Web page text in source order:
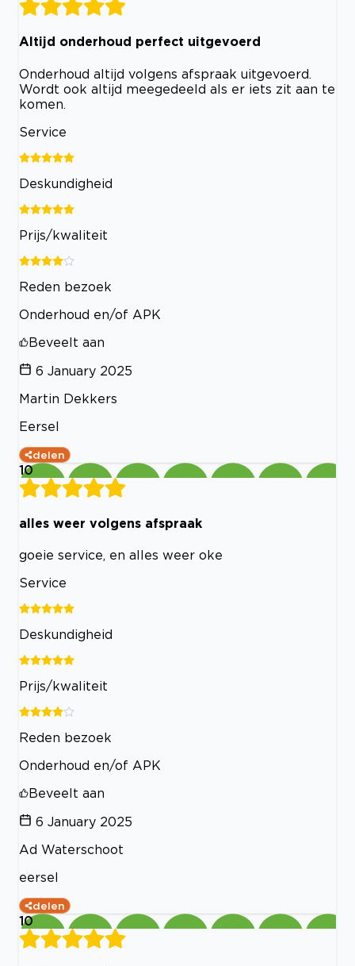
Altijd onderhoud perfect uitgevoerd
Onderhoud altijd volgens afspraak uitgevoerd.
Wordt ook altijd meegedeeld als er iets zit aan te
komen.
Service
Deskundigheid
Prijs/kwaliteit
Reden bezoek
Onderhoud en/of APK
Beveelt aan
6 January 2025
Martin Dekkers
Eersel
delen
10
alles weer volgens afspraak
goeie service, en alles weer oke
Service
Deskundigheid
Prijs/kwaliteit
Reden bezoek
Onderhoud en/of APK
Beveelt aan
6 January 2025
Ad Waterschoot
eersel
delen
10